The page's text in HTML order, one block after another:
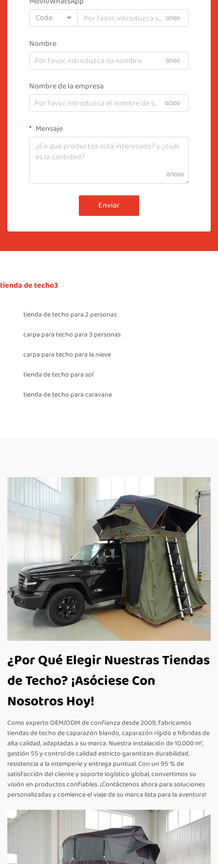
Code
0/100
Nombre
0/100
Nombre de la empresa
0/200
Mensaje
0/1000
Enviar
tienda de techo3
tienda de techo para 2 personas
carpa para techo para 3 personas
carpa para techo para la nieve
tienda de techo para sol
tienda de techo para caravana
¿Por Qué Elegir Nuestras Tiendas
de Techo? ¡Asóciese Con
Nosotros Hoy!
Como experto OEM/ODM de confianza desde 2009, fabricamos
tiendas de techo de caparazón blando, caparazón rígido e híbridas de
alta calidad, adaptadas a su marca. Nuestra instalación de 10.000 m²,
gestión 5S y control de calidad estricto garantizan durabilidad,
resistencia a la intemperie y entrega puntual. Con un 95 % de
satisfacción del cliente y soporte logístico global, convertimos su
visión en productos confiables. ¡Contáctenos ahora para soluciones
personalizadas y comience el viaje de su marca lista para la aventura!